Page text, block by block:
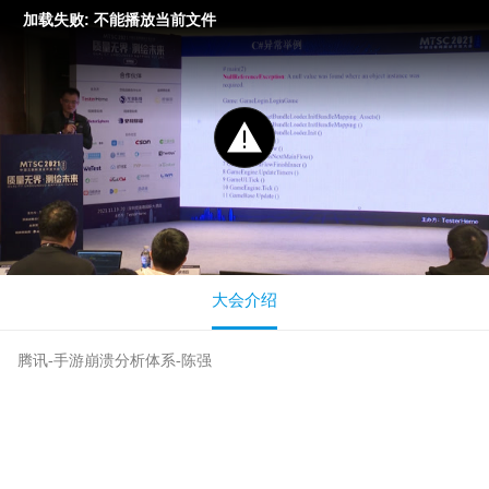
加载失败: 不能播放当前文件
大会介绍
腾讯-手游崩溃分析体系-陈强